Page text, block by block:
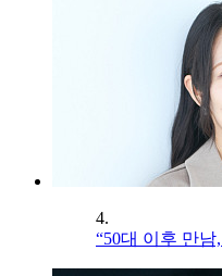
4.
“50대 이후 만남